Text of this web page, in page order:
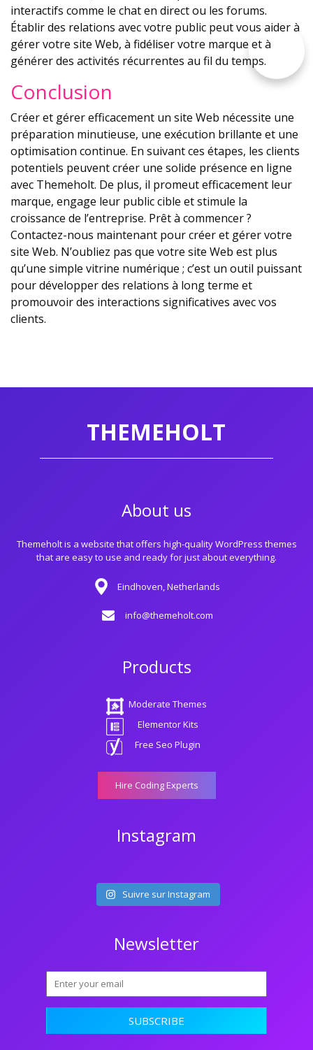
interactifs comme le chat en direct ou les forums.
Établir des relations avec votre public peut vous aider à
gérer votre site Web, à fidéliser votre marque et à
générer des activités récurrentes au fil du temps.
Conclusion
Créer et gérer efficacement un site Web nécessite une
préparation minutieuse, une exécution brillante et une
optimisation continue. En suivant ces étapes, les clients
potentiels peuvent créer une solide présence en ligne
avec Themeholt. De plus, il promeut efficacement leur
marque, engage leur public cible et stimule la
croissance de l’entreprise. Prêt à commencer ?
Contactez-nous maintenant pour créer et gérer votre
site Web. N’oubliez pas que votre site Web est plus
qu’une simple vitrine numérique ; c’est un outil puissant
pour développer des relations à long terme et
promouvoir des interactions significatives avec vos
clients.
THEMEHOLT
About us
Themeholt is a website that offers high-quality WordPress themes
that are easy to use and ready for just about everything.
Eindhoven, Netherlands
info@themeholt.com
Products
Moderate Themes
Elementor Kits
Free Seo Plugin
Hire Coding Experts
Instagram
Suivre sur Instagram
Newsletter